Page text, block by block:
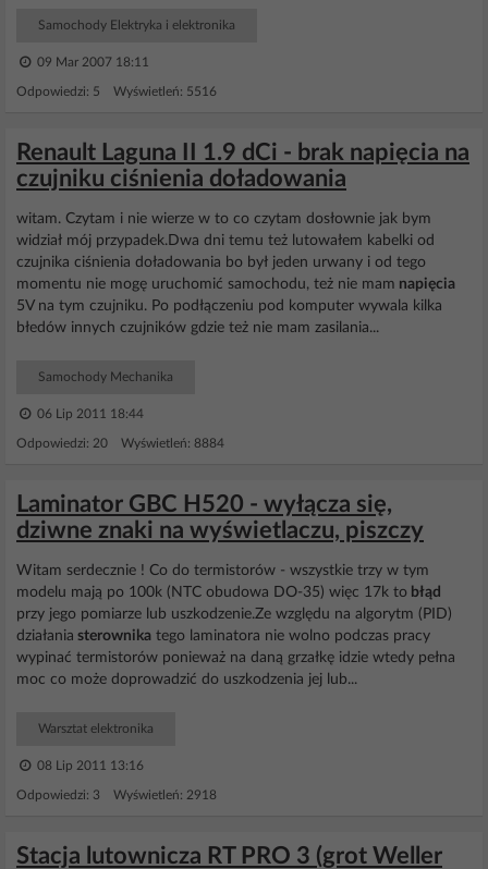
Samochody Elektryka i elektronika
09 Mar 2007 18:11
Odpowiedzi: 5 Wyświetleń: 5516
Renault Laguna II 1.9 dCi - brak napięcia na
czujniku ciśnienia doładowania
witam. Czytam i nie wierze w to co czytam dosłownie jak bym
widział mój przypadek.Dwa dni temu też lutowałem kabelki od
czujnika ciśnienia doładowania bo był jeden urwany i od tego
momentu nie mogę uruchomić samochodu, też nie mam napięcia
5V na tym czujniku. Po podłączeniu pod komputer wywala kilka
błedów innych czujników gdzie też nie mam zasilania...
Samochody Mechanika
06 Lip 2011 18:44
Odpowiedzi: 20 Wyświetleń: 8884
Laminator GBC H520 - wyłącza się,
dziwne znaki na wyświetlaczu, piszczy
Witam serdecznie ! Co do termistorów - wszystkie trzy w tym
modelu mają po 100k (NTC obudowa DO-35) więc 17k to błąd
przy jego pomiarze lub uszkodzenie.Ze względu na algorytm (PID)
działania sterownika tego laminatora nie wolno podczas pracy
wypinać termistorów ponieważ na daną grzałkę idzie wtedy pełna
moc co może doprowadzić do uszkodzenia jej lub...
Warsztat elektronika
08 Lip 2011 13:16
Odpowiedzi: 3 Wyświetleń: 2918
Stacja lutownicza RT PRO 3 (grot Weller